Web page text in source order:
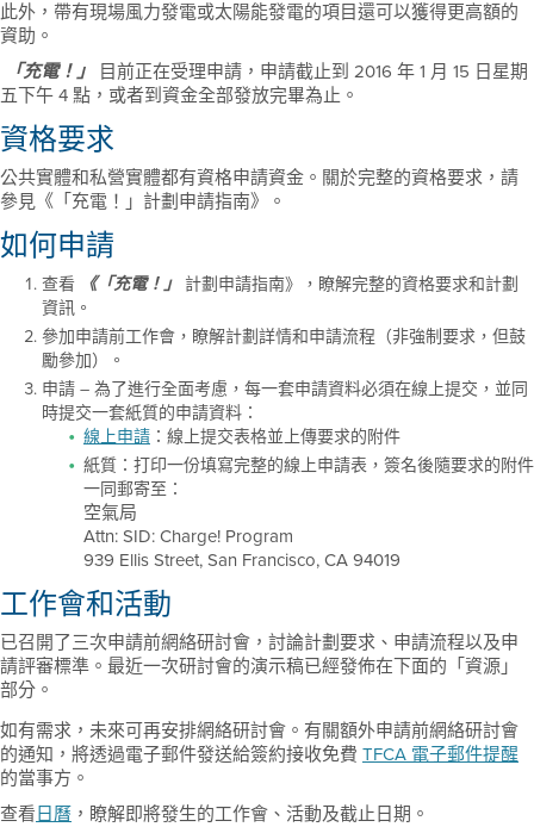
此外，帶有現場風力發電或太陽能發電的項目還可以獲得更高額的
資助。
「充電！」
目前正在受理申請，申請截止到 2016 年 1 月 15 日星期
五下午 4 點，或者到資金全部發放完畢為止。
資格要求
公共實體和私營實體都有資格申請資金。關於完整的資格要求，請
參見《「充電！」計劃申請指南》。
如何申請
查看 《「充電！」
計劃申請指南》，瞭解完整的資格要求和計劃
資訊。
參加申請前工作會，瞭解計劃詳情和申請流程（非強制要求，但鼓
勵參加）。
申請 – 為了進行全面考慮，每一套申請資料必須在線上提交，並同
時提交一套紙質的申請資料：
線上申請 ：線上提交表格並上傳要求的附件
紙質：打印一份填寫完整的線上申請表，簽名後隨要求的附件
一同郵寄至：
空氣局
Attn: SID: Charge! Program
939 Ellis Street, San Francisco, CA 94019
工作會和活動
已召開了三次申請前網絡研討會，討論計劃要求、申請流程以及申
請評審標準。最近一次研討會的演示稿已經發佈在下面的「資源」
部分。
如有需求，未來可再安排網絡研討會。有關額外申請前網絡研討會
的通知，將透過電子郵件發送給簽約接收免費 TFCA 電子郵件提醒
的當事方。
查看日曆 ，瞭解即將發生的工作會、活動及截止日期。